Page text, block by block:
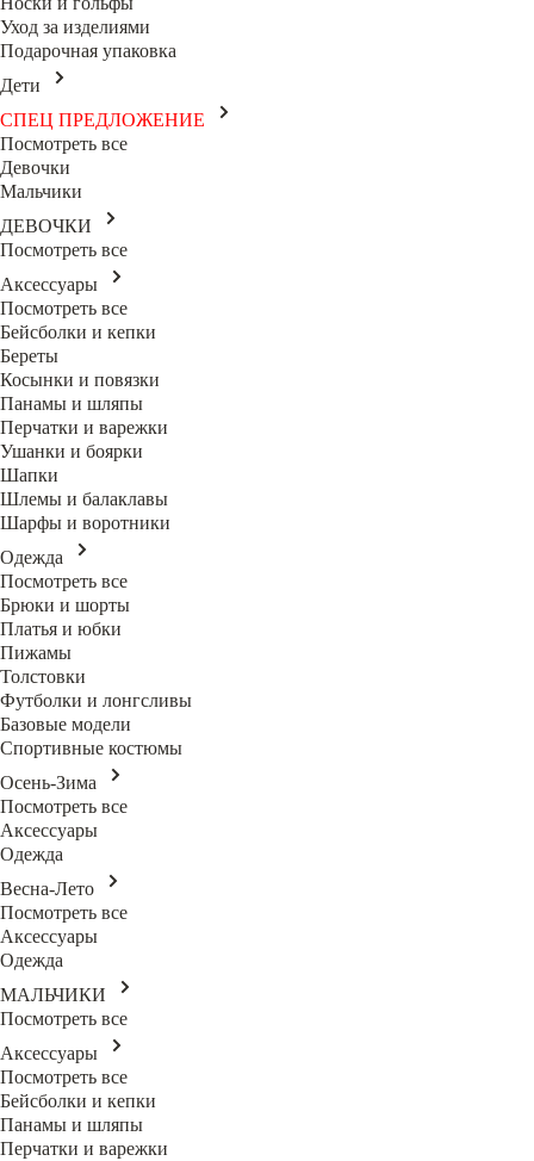
Уход за изделиями
Подарочная упаковка
Дети
СПЕЦ ПРЕДЛОЖЕНИЕ
Посмотреть все
Девочки
Мальчики
ДЕВОЧКИ
Посмотреть все
Аксессуары
Посмотреть все
Бейсболки и кепки
Береты
Косынки и повязки
Панамы и шляпы
Перчатки и варежки
Ушанки и боярки
Шапки
Шлемы и балаклавы
Шарфы и воротники
Одежда
Посмотреть все
Брюки и шорты
Платья и юбки
Пижамы
Толстовки
Футболки и лонгсливы
Базовые модели
Спортивные костюмы
Осень-Зима
Посмотреть все
Аксессуары
Одежда
Весна-Лето
Посмотреть все
Аксессуары
Одежда
МАЛЬЧИКИ
Посмотреть все
Аксессуары
Посмотреть все
Бейсболки и кепки
Панамы и шляпы
Перчатки и варежки